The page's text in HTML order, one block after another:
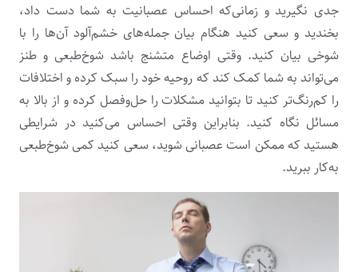
جدی نگیرید و زمانی‌که احساس عصبانیت به شما دست داد،
بخندید و سعی کنید هنگام بیان جمله‌های خشم‌آلود آن‌ها را با
شوخی بیان کنید. وقتی اوضاع متشنج باشد شوخ‌طبعی و طنز
می‌تواند به شما کمک کند که روحیه خود را سبک کرده و اختلافات
را کم‌رنگ‌تر کنید تا بتوانید مشکلات را حل‌وفصل کرده و از بالا به
مسائل نگاه کنید. بنابراین وقتی احساس می‌کنید در شرایطی
هستید که ممکن است عصبانی شوید، سعی کنید کمی شوخ‌طبعی
به‌کار ببرید.